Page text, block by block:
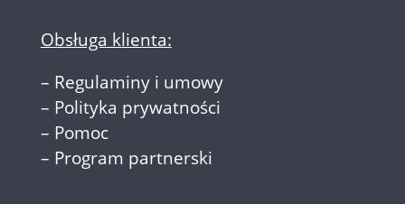
Obsługa klienta:
– Regulaminy i umowy
– Polityka prywatności
– Pomoc
– Program partnerski